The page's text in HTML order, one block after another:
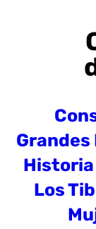
Historia
Los